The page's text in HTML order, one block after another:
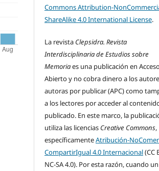
Commons Attribution-
ShareAlike 4.0 International License.
La revista Clepsidra. Revista
Interdisciplinaria de Estudios sobre
Memoriaes una publicación en
Abierto y no cobra dinero a los
autoras por publicar (APC) como
a los lectores por acceder al
publicado. En este marco, la
utiliza las licencias Creative Commons,
específicamenteAtribución-
CompartirIgual 4.0 Internacional(CC
NC-SA 4.0). Por esta razón, cuando un